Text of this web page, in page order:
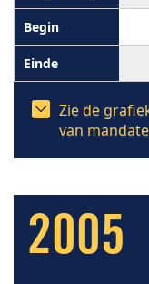
Zie de
van
2005